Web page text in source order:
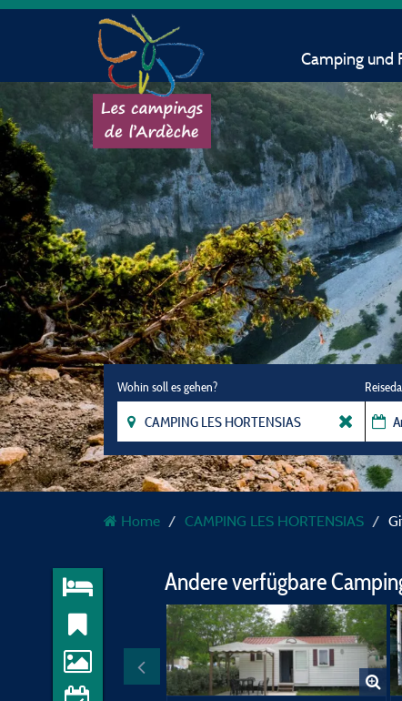
Camping und
Wohin soll es gehen?
Home CAMPING LES HORTENSIAS
Andere verfügbare